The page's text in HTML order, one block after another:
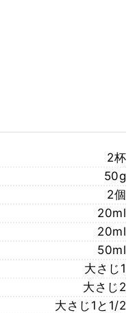
2杯
50g
2個
20ml
20ml
50ml
大さじ1
大さじ2
大さじ1と1/2